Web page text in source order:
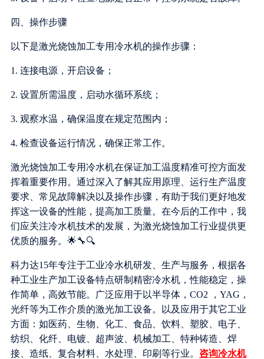
四、操作步骤
以下是激光烧蚀加工专用冷水机的操作步骤：
1. 连接电源，开启设备；
2. 设置所需温度，启动水循环系统；
3. 观察水温，确保温度在规定范围内；
4. 检查设备运行情况，确保正常工作。
激光烧蚀加工专用冷水机在保证加工温度精准可控方面发
挥着重要作用。通过深入了解其应用原理、运行生产温度
要求、常见故障解决以及操作步骤，有助于我们更好地发
挥这一设备的性能，提高加工质量。在今后的工作中，我
们应关注冷水机技术的发展，为激光烧蚀加工行业提供更
优质的服务。🌟🔧🔍
科力达15年专注于工业冷水机研发、生产与服务，根据各
种工业生产加工设备特点研制精密冷水机，性能稳定，操
作简单，高效节能。广泛应用于以半导体，CO2 ，YAG，
光纤等为工作介质的激光加工设备。以及应用于其它工业
方面：如医药、生物、化工、食品、饮料、塑胶、电子、
纺织、化纤、电镀、超声波、机械加工、特种铸造、焊
接、造纸、复合材料、水处理、印刷等行业。 咨询冷水机